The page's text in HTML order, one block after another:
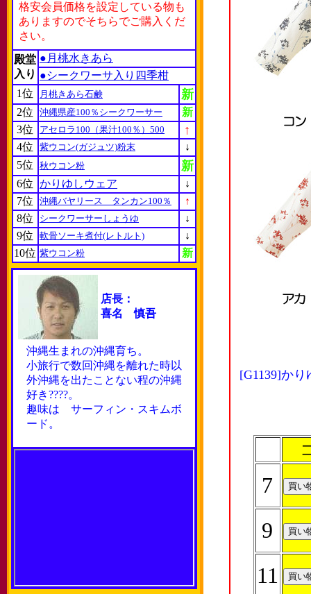
格安会員価格を設定している物も
ありますのでそちらでご購入くだ
さい。
殿堂
入り
●月桃水きあら
●シークワーサ入り四季柑
1位
月桃きあら石鹸 新
2位 沖縄県産100％シークワーサー
新
3位
アセロラ100（果汁100％）500 ↑
4位 紫ウコン(ガジュツ)粉末
↓
5位
秋ウコン粉 新
6位 かりゆしウェア
↓
7位
沖縄バヤリース タンカン100％
↑
8位
シークワーサーしょうゆ
↓
9位
軟骨ソーキ煮付(レトルト)
↓
10位 紫ウコン粉 新
店長：
喜名 慎吾
沖縄生まれの沖縄育ち。
小旅行で数回沖縄を離れた時以
外沖縄を出たことない程の沖縄
好き????。
趣味は サーフィン・スキムボ
ード。
[G1139]か
7
9
11